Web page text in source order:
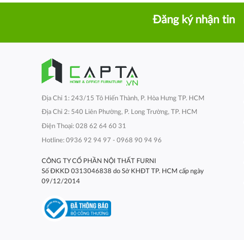
Đăng ký nhận tin
Địa Chỉ 1: 243/15 Tô Hiến Thành, P. Hòa Hưng TP. HCM
Địa Chỉ 2: 540 Liên Phường, P. Long Trường, TP. HCM
Điện Thoại: 028 62 64 60 31
Hotline: 0936 92 94 97 - 0968 90 94 96
CÔNG TY CỔ PHẦN NỘI THẤT FURNI
Số ĐKKD 0313046838 do Sở KHĐT TP. HCM cấp ngày
09/12/2014